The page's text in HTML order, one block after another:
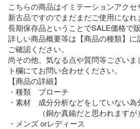
こちらの商品はイミテーションアクセ
新古品ですのでまだまだご使用になれ
長期保存品ということでSALE価格で
詳しい商品概要等は【商品の種類】
ご確認ください。
尚その他、気なる点や質問等ござい
ト欄にてお問い合わせください。
【商品の詳細】
・種類　ブローチ
・素材　成分分析などをしていない為
（銅か真鍮だと思われますが）
・メンズ orレディース